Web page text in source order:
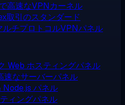
高速なVPNカーネル
取引のスタンダード
ルチプロトコルVPNパネル
Web ホスティングパネル
速なサーバーパネル
Node.js パネル
ィングパネル